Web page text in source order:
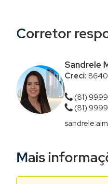
Corretor
Sandrele
Creci:8640
(81)
(81)
Mais